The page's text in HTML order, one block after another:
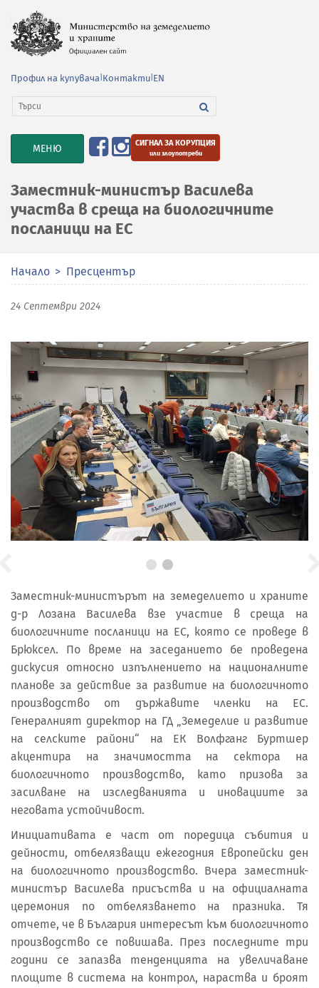
Профил на купувача Контакти EN
TOGGLE
NAVIGATION
МЕНЮ СИГНАЛ ЗА КОРУПЦИЯ
или злоупотреби
Заместник-министър Василева
участва в среща на биологичните
посланици на ЕС
Начало Пресцентър
24 Септември 2024
Заместник-министърът на земеделието и храните
д-р Лозана Василева взе участие в среща на
биологичните посланици на ЕС, която се проведе в
Брюксел. По време на заседанието бе проведена
дискусия относно изпълнението на националните
планове за действие за развитие на биологичното
производство от държавите членки на ЕС.
Генералният директор на ГД „Земеделие и развитие
на селските райони“ на ЕК Волфганг Буртшер
акцентира на значимостта на сектора на
биологичното производство, като призова за
засилване на изследванията и иновациите за
неговата устойчивост.
Инициативата е част от поредица събития и
дейности, отбелязващи ежегодния Европейски ден
на биологичното производство. Вчера заместник-
министър Василева присъства и на официалната
церемония по отбелязването на празника. Тя
отчете, че в България интересът към биологичното
производство се повишава. През последните три
години се запазва тенденцията на увеличаване
площите в система на контрол, нараства и броят